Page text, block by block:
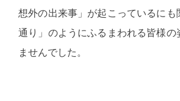
想外の出来事」が起こっているにも
通り」のようにふるまわれる皆様の
ませんでした。